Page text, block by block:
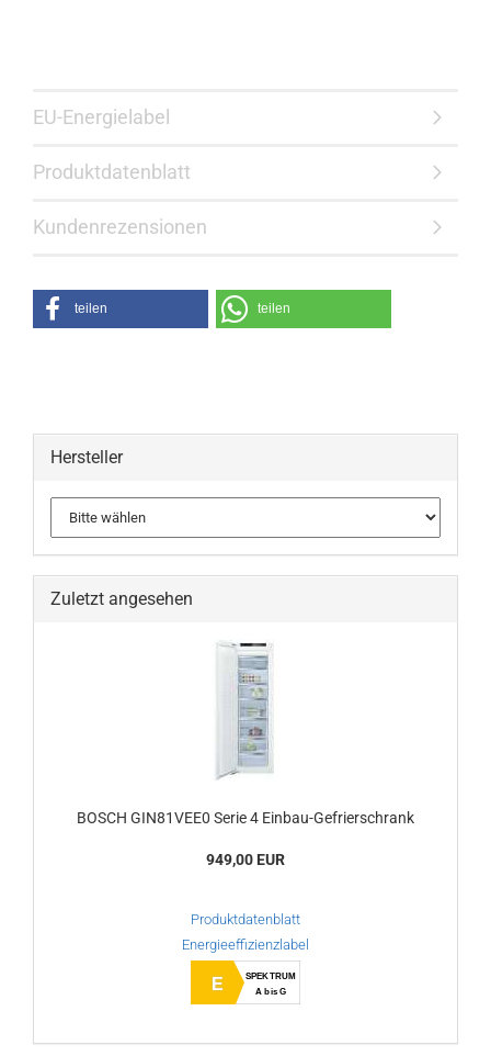
EU-Energielabel
Produktdatenblatt
Kundenrezensionen
teilen teilen
Hersteller
Zuletzt angesehen
BOSCH GIN81VEE0 Serie 4 Einbau-Gefrierschrank
949,00 EUR
Produktdatenblatt
Energieeffizienzlabel
E
SPEKTRUM
A bis G